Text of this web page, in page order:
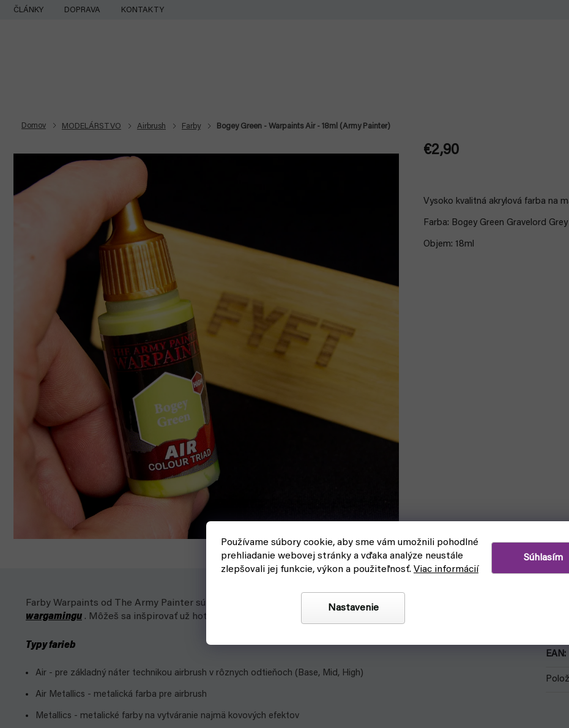
Používame súbory cookie, aby sme vám umožnili pohodlné
prehliadanie webovej stránky a vďaka analýze neustále
zlepšovali jej funkcie, výkon a použiteľnosť. Viac informácií
Nastavenie
Súhlasím
Prejsť
ČLÁNKY DOPRAVA KONTAKTY
Domov MODELÁRSTVO Airbrush Farby Bogey Green - Warpaints Air - 18ml (Army Painter)
€2,90
Vysoko kvalitná akrylová farba na
Farba: Bogey Green Gravelord Grey
Objem: 18ml
Farby Warpaints od The Army Painter sú kvalitné akrylové farby, ktoré sa používajú na farbenie figúrok nielen k
wargamingu . Môžeš sa inšpirovať už hotovou schémou alebo zapojiť vlastnú fantáziu.
Typy farieb
Air - pre základný náter technikou airbrush v rôznych odtieňoch (Base, Mid, High)
Air Metallics - metalická farba pre airbrush
Metallics - metalické farby na vytváranie najmä kovových efektov
EAN: